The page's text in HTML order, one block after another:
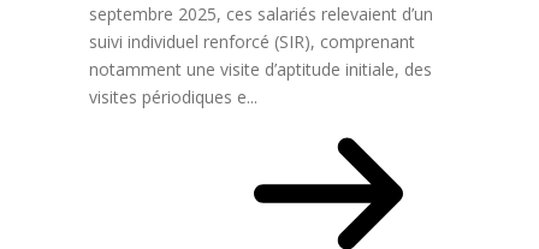
septembre 2025, ces salariés relevaient d’un
suivi individuel renforcé (SIR), comprenant
notamment une visite d’aptitude initiale, des
visites périodiques e...